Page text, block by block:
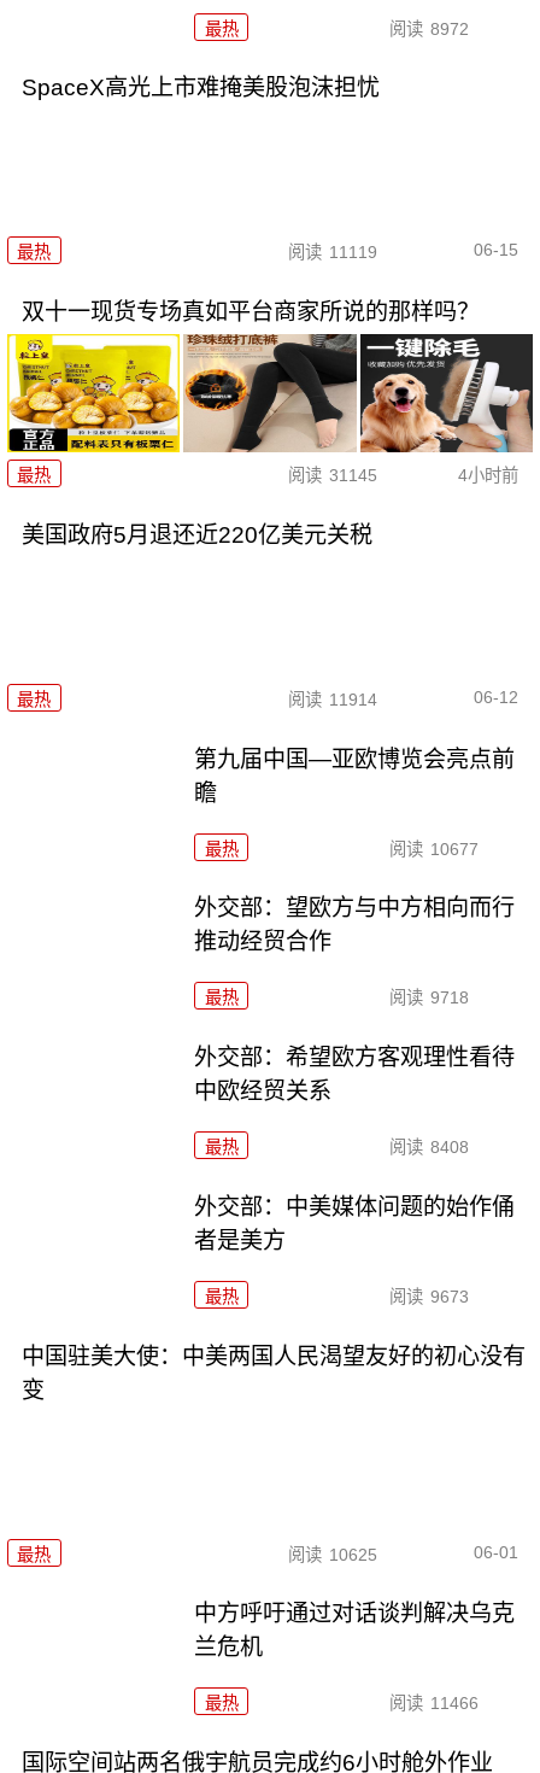
最热 阅读 8972
SpaceX高光上市难掩美股泡沫担忧
最热 阅读 11119 06-15
双十一现货专场真如平台商家所说的那样吗？
最热 阅读 31145 4小时前
美国政府5月退还近220亿美元关税
最热 阅读 11914 06-12
第九届中国—亚欧博览会亮点前
瞻
最热 阅读 10677
外交部：望欧方与中方相向而行
推动经贸合作
最热 阅读 9718
外交部：希望欧方客观理性看待
中欧经贸关系
最热 阅读 8408
外交部：中美媒体问题的始作俑
者是美方
最热 阅读 9673
中国驻美大使：中美两国人民渴望友好的初心没有
变
最热 阅读 10625 06-01
中方呼吁通过对话谈判解决乌克
兰危机
最热 阅读 11466
国际空间站两名俄宇航员完成约6小时舱外作业